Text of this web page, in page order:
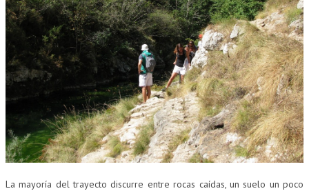
La mayoría del trayecto discurre entre rocas caídas, un suelo un poco